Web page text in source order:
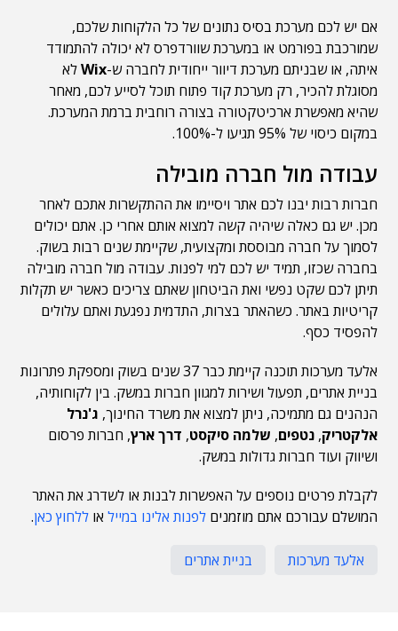
אם יש לכם מערכת בסיס נתונים של כל הלקוחות שלכם,
שמורכבת בפורמט או במערכת שוורדפרס לא יכולה להתמודד
איתה, או שבניתם מערכת דיוור ייחודית לחברה ש-Wixלא
מסוגלת להכיר, רק מערכת קוד פתוח תוכל לסייע לכם, מאחר
שהיא מאפשרת ארכיטקטורה בצורה רוחבית ברמת המערכת.
במקום כיסוי של 95% תגיעו ל-100%.
עבודה מול חברה מובילה
חברות רבות יבנו לכם אתר ויסיימו את ההתקשרות אתכם לאחר
מכן. יש גם כאלה שיהיה קשה למצוא אותם אחרי כן. אתם יכולים
לסמוך על חברה מבוססת ומקצועית, שקיימת שנים רבות בשוק.
בחברה שכזו, תמיד יש לכם למי לפנות. עבודה מול חברה מובילה
תיתן לכם שקט נפשי ואת הביטחון שאתם צריכים כאשר יש תקלות
קריטיות באתר. כשהאתר בצרות, התדמית נפגעת ואתם עלולים
להפסיד כסף.
אלעד מערכות תוכנה קיימת כבר 37 שנים בשוק ומספקת פתרונות
בניית אתרים, תפעול ושירות למגוון חברות במשק. בין לקוחותיה,
הנהנים גם מתמיכה, ניתן למצוא את משרד החינוך, ג'נרל
אלקטריק, נטפים, שלמה סיקסט, דרך ארץ, חברות פרסום
ושיווק ועוד חברות גדולות במשק.
לקבלת פרטים נוספים על האפשרות לבנות או לשדרג את האתר
המושלם עבורכם אתם מוזמנים לפנות אלינו במייל או ללחוץ כאן.
אלעד מערכות בניית אתרים